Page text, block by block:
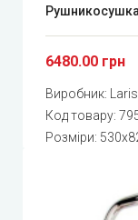
6480.00 грн
Виробник:
Laris
Код товару:
Розміри: